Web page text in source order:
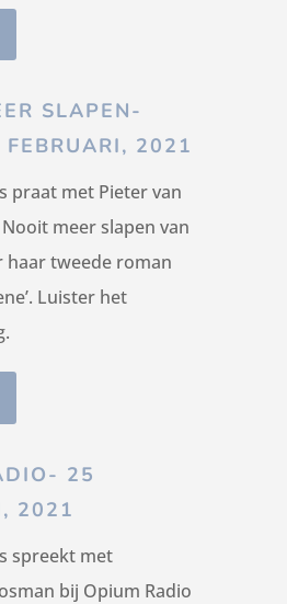
SLAPEN-
2021
praat met Pieter van
meer slapen van
haar tweede roman
Luister het
25
2021
spreekt met
bij Opium Radio